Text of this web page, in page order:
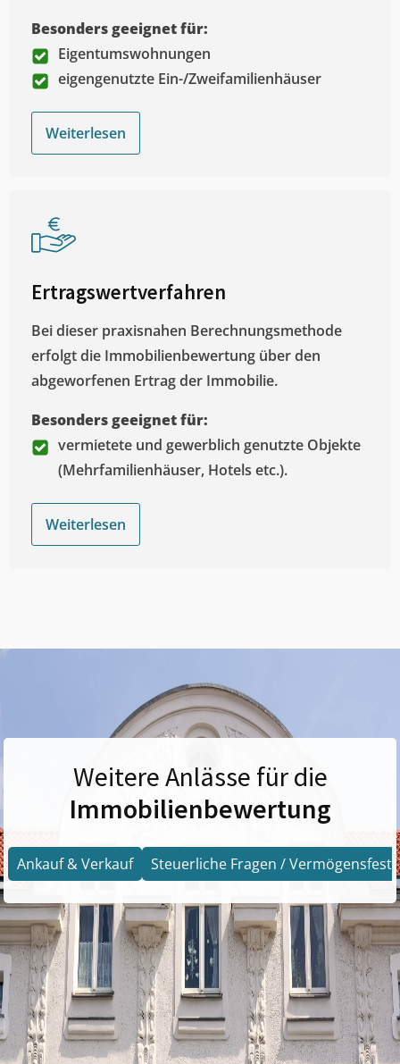
Besonders geeignet für:
Eigentumswohnungen
eigengenutzte Ein-/Zweifamilienhäuser
Weiterlesen
Ertragswertverfahren
Bei dieser praxisnahen Berechnungsmethode
erfolgt die Immobilienbewertung über den
abgeworfenen Ertrag der Immobilie.
Besonders geeignet für:
vermietete und gewerblich genutzte Objekte
(Mehrfamilienhäuser, Hotels etc.).
Weiterlesen
Weitere Anlässe für die
Immobilienbewertung
Ankauf & Verkauf Steuerliche Fragen /